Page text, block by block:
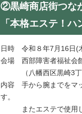
②黒崎商店街つな
「本格エステ！ハ
日時 令和８年7月16日
会場 西部障害者福祉会
（八幡西区黒崎3丁
内容 手から腕までをマ
す。
またエステで使用して